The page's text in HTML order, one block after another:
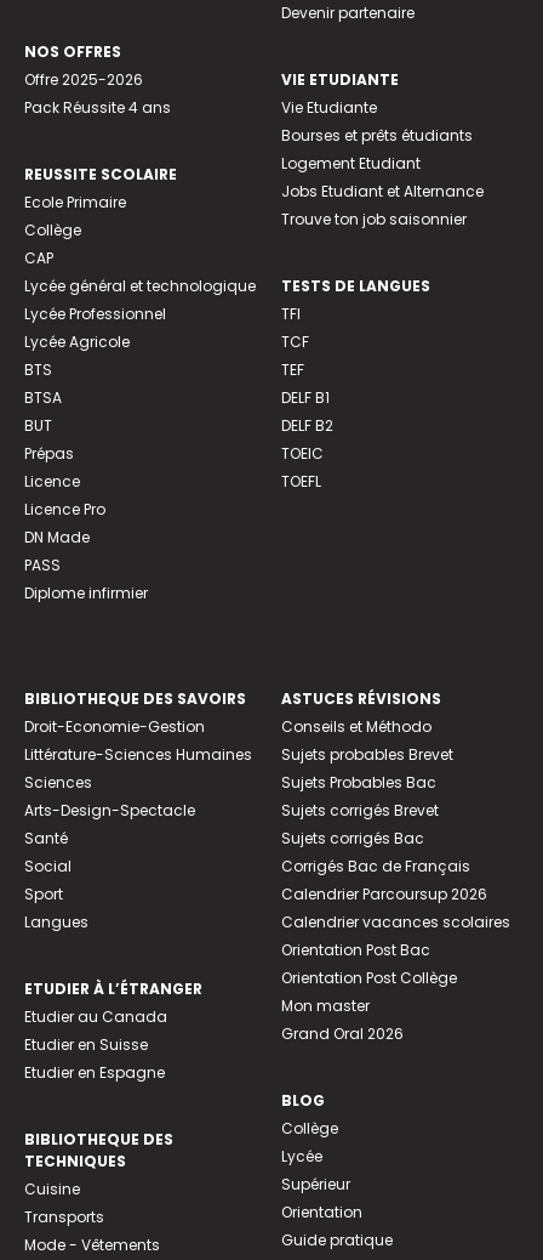
NOS OFFRES
Offre 2025-2026
Pack Réussite 4 ans
REUSSITE SCOLAIRE
Ecole Primaire
Collège
CAP
Lycée général et technologique
Lycée Professionnel
Lycée Agricole
BTS
BTSA
BUT
Prépas
Licence
Licence Pro
DN Made
PASS
Diplome infirmier
Devenir partenaire
VIE ETUDIANTE
Vie Etudiante
Bourses et prêts étudiants
Logement Etudiant
Jobs Etudiant et Alternance
Trouve ton job saisonnier
TESTS DE LANGUES
TFI
TCF
TEF
DELF B1
DELF B2
TOEIC
TOEFL
BIBLIOTHEQUE DES SAVOIRS
Droit-Economie-Gestion
Littérature-Sciences Humaines
Sciences
Arts-Design-Spectacle
Santé
Social
Sport
Langues
ETUDIER À L’ÉTRANGER
Etudier au Canada
Etudier en Suisse
Etudier en Espagne
BIBLIOTHEQUE DES
TECHNIQUES
Cuisine
Transports
Mode - Vêtements
ASTUCES RÉVISIONS
Conseils et Méthodo
Sujets probables Brevet
Sujets Probables Bac
Sujets corrigés Brevet
Sujets corrigés Bac
Corrigés Bac de Français
Calendrier Parcoursup 2026
Calendrier vacances scolaires
Orientation Post Bac
Orientation Post Collège
Mon master
Grand Oral 2026
BLOG
Collège
Lycée
Supérieur
Orientation
Guide pratique